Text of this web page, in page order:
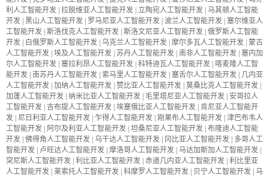
利人工智能开发 | 拉脱维亚人工智能开发 | 立陶宛人工智能开发 | 马其顿人工智能
开发 | 黑山人工智能开发 | 罗马尼亚人工智能开发 | 波兰人工智能开发 | 塞尔维亚人
工智能开发 | 斯洛伐克人工智能开发 | 斯洛文尼亚人工智能开发 | 俄罗斯人工智能
开发 | 白俄罗斯人工智能开发 | 乌克兰人工智能开发 | 摩尔多瓦人工智能开发 | 蒙古
人工智能开发 | 埃及人工智能开发 | 苏丹人工智能开发 | 南非人工智能开发 | 塞内加
尔人工智能开发 | 塞拉利昂人工智能开发 | 科特迪瓦人工智能开发 | 喀麦隆人工智
能开发 | 南苏丹人工智能开发 | 索马里人工智能开发 | 塞舌尔人工智能开发 | 几内亚
人工智能开发 | 加纳人工智能开发 | 赞比亚人工智能开发 | 莫桑比克人工智能开发 |
加蓬人工智能开发 | 纳米比亚人工智能开发 | 毛里塔尼亚人工智能开发 | 安哥拉人
工智能开发 | 吉布提人工智能开发 | 埃塞俄比亚人工智能开发 | 肯尼亚人工智能开
发 | 尼日利亚人工智能开发 | 乍得人工智能开发 | 刚果布人工智能开发 | 津巴布韦人
工智能开发 | 阿尔及利亚人工智能开发 | 坦桑尼亚人工智能开发 | 布隆迪人工智能
开发 | 佛得角人工智能开发 | 乌干达人工智能开发 | 冈比亚人工智能开发 | 多哥人工
智能开发 | 卢旺达人工智能开发 | 摩洛哥人工智能开发 | 马达加斯加人工智能开发 |
突尼斯人工智能开发 | 利比亚人工智能开发 | 赤道几内亚人工智能开发 | 利比里亚
人工智能开发 | 莱索托人工智能开发 | 科摩罗人工智能开发 | 贝宁人工智能开发 | 马